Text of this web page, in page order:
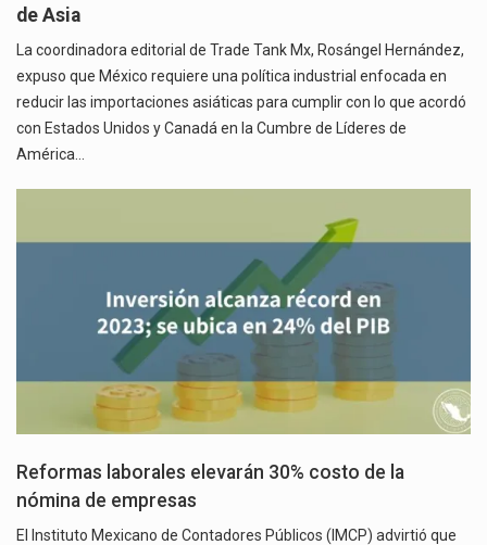
de Asia
La coordinadora editorial de Trade Tank Mx, Rosángel Hernández,
expuso que México requiere una política industrial enfocada en
reducir las importaciones asiáticas para cumplir con lo que acordó
con Estados Unidos y Canadá en la Cumbre de Líderes de
América…
Reformas laborales elevarán 30% costo de la
nómina de empresas
El Instituto Mexicano de Contadores Públicos (IMCP) advirtió que